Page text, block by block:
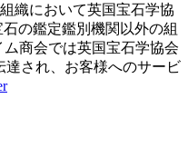
織において英国宝石学協
の鑑定鑑別機関以外の組
商会では英国宝石学協会
され、お客様へのサービ